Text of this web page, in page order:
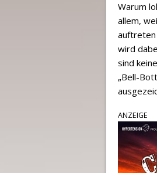
Warum
allem,
auftreten
wird
sind
„Bell-
ANZEIGE